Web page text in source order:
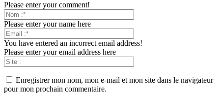
Please enter your comment!
Please enter your name here
You have entered an incorrect email address!
Please enter your email address here
Enregistrer mon nom, mon e-mail et mon site dans le navigateur
pour mon prochain commentaire.